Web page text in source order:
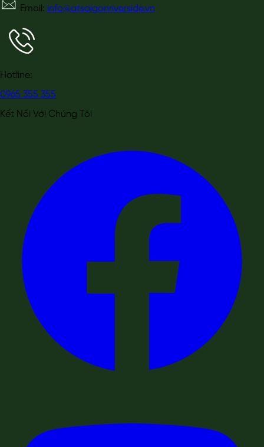
Email: info@atsaigonriverside.vn
Hotline:
0965 355 355
Kết Nối Với Chúng Tôi